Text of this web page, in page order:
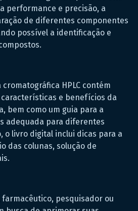
performance e precisão, a
de diferentes componentes
possível a identificação e
HPLC contém
e benefícios da
bem como um guia para a
adequada para diferentes
o livro digital inclui dicas para a
das colunas, solução de
farmacêutico, pesquisador ou